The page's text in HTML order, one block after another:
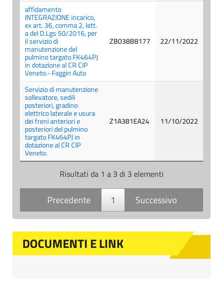
affidamento
INTEGRAZIONE incarico,
ex art. 36, comma 2, lett.
a del D.Lgs 50/2016, per
il servizio di
manutenzione del
pulmino targato FK464PJ
in dotazione al CR CIP
Veneto.- Faggin Auto
ZB038B8177 22/11/2022
Servizio di manutenzione
sollevatore, sedili
posteriori, gradino
elettrico laterale e usura
dei freni anteriori e
posteriori del pulmino
targato FK464PJ in
dotazione al CR CIP
Veneto.
Z1A381EA24 11/10/2022
Risultati da 1 a 3 di 3 elementi
Precedente 1 Successivo
DOCUMENTI E LINK